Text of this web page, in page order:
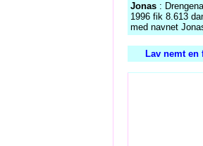
Jonas :
1996 fik 8.613
med navnet
Lav nemt